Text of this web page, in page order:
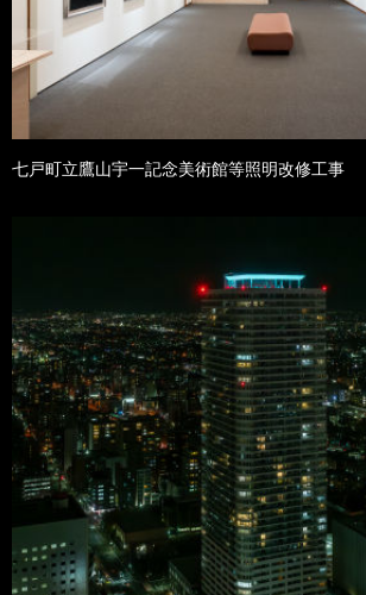
七戸町立鷹山宇一記念美術館等照明改修工事